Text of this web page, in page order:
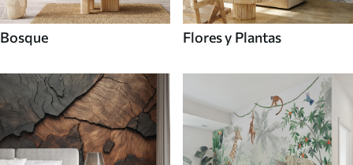
Bosque Flores y Plantas